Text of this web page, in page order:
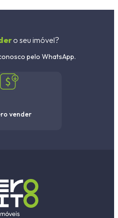
o seu imóvel?
pelo WhatsApp.
vender